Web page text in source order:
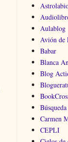
Aulablog
Avión de
Babar
Blanca
Blog
Carmen
CEPLI